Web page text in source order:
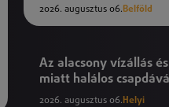
2026. augusztus 06.Belföld
Az alacsony vízállás
miatt halálos
Tisza
2026. augusztus 06. Helyi